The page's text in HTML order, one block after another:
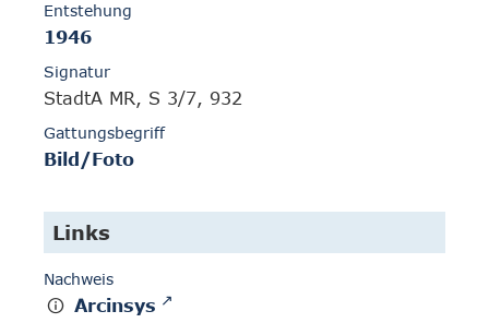
Entstehung
1946
Signatur
StadtA MR, S 3/7, 932
Gattungsbegriff
Bild/Foto
Links
Nachweis
Arcinsys